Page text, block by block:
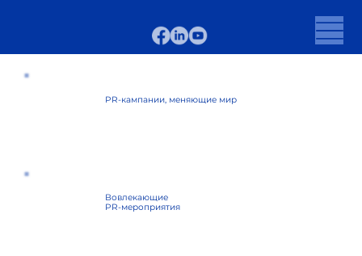
PR-кампании, меняющие мир
Вовлекающие
PR-мероприятия